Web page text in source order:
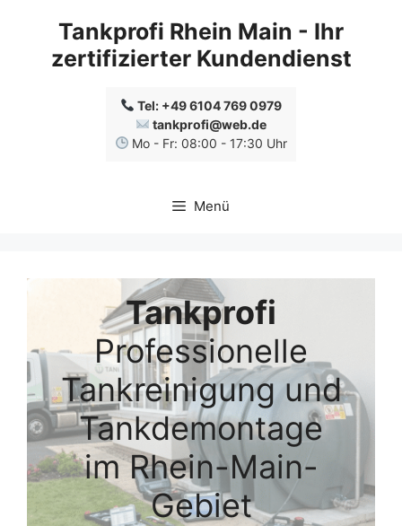
springen
Tankprofi Rhein Main - Ihr
zertifizierter Kundendienst
Tel: +49 6104 769 0979
tankprofi@web.de
Mo - Fr: 08:00 - 17:30 Uhr
Menü
Tankprofi
Professionelle
Tankreinigung und
Tankdemontage
im Rhein-Main-
Gebiet